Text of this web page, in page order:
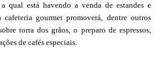
qual está havendo a venda de estandes e
cafeteria gourmet promoverá, dentre outros
torra dos grãos, o preparo de espressos,
de cafés especiais.